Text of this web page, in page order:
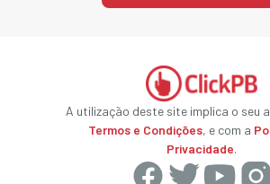
A utilização deste site implica o seu
Termos e Condições, e com a
Privacidade.